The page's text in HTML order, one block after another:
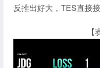
反推出好大，TES直接